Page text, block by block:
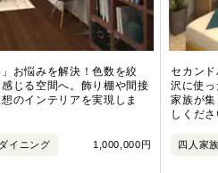
お悩みを解決！色数を絞
じる空間へ。飾り棚や間接
のインテリアを実現しま
1,000,000円
ダイニング
セカン
沢に使っ
家族が
しくださ
四人家族